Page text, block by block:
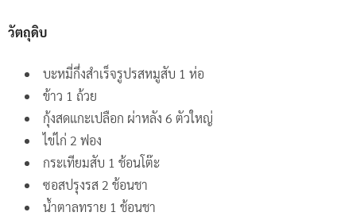
วัตถุดิบ
บะหมี่กึ่งสำเร็จรูปรสหมูสับ 1 ห่อ
ข้าว 1 ถ้วย
กุ้งสดแกะเปลือก ผ่าหลัง 6 ตัวใหญ่
ไข่ไก่ 2 ฟอง
กระเทียมสับ 1 ช้อนโต๊ะ
ซอสปรุงรส 2 ช้อนชา
น้ำตาลทราย 1 ช้อนชา